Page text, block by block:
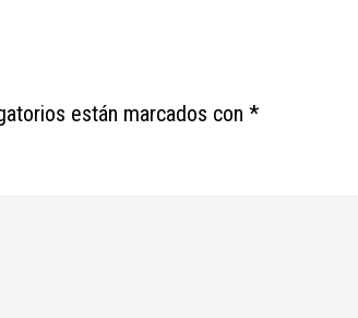
están marcados con *